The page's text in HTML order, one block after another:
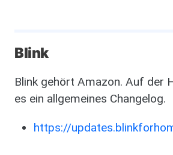
Blink
Blink gehört Amazon. Auf der
es ein allgemeines Changelog.
https://